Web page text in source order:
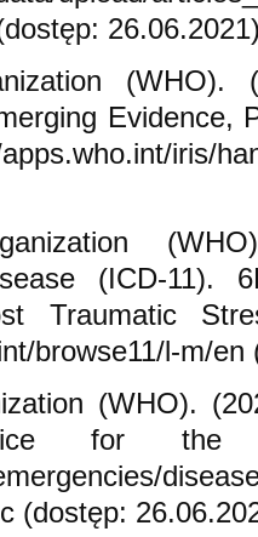
(WHO).
Evidence,
iris/
(ICD-11).
Traumatic
browse11/l-m/
(WHO).
for
(dostęp: